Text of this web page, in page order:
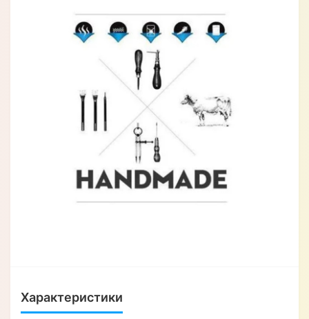
Характеристики